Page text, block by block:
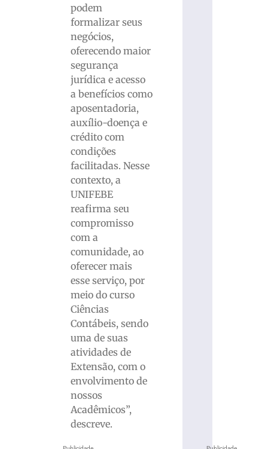
podem
formalizar seus
negócios,
oferecendo maior
segurança
jurídica e acesso
a benefícios como
aposentadoria,
auxílio-doença e
crédito com
condições
facilitadas. Nesse
contexto, a
UNIFEBE
reafirma seu
compromisso
com a
comunidade, ao
oferecer mais
esse serviço, por
meio do curso
Ciências
Contábeis, sendo
uma de suas
atividades de
Extensão, com o
envolvimento de
nossos
Acadêmicos”,
descreve.